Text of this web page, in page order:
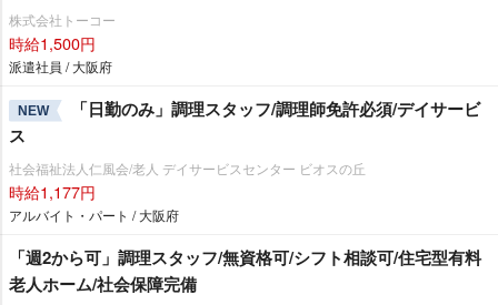
株式会社トーコー
時給1,500円
派遣社員 / 大阪府
NEW
「日勤のみ」調理スタッフ/調理師免許必須/デイサービ
ス
社会福祉法人仁風会/老人 デイサービスセンター ビオスの丘
時給1,177円
アルバイト・パート / 大阪府
「週2から可」調理スタッフ/無資格可/シフト相談可/住宅型有料
老人ホーム/社会保障完備